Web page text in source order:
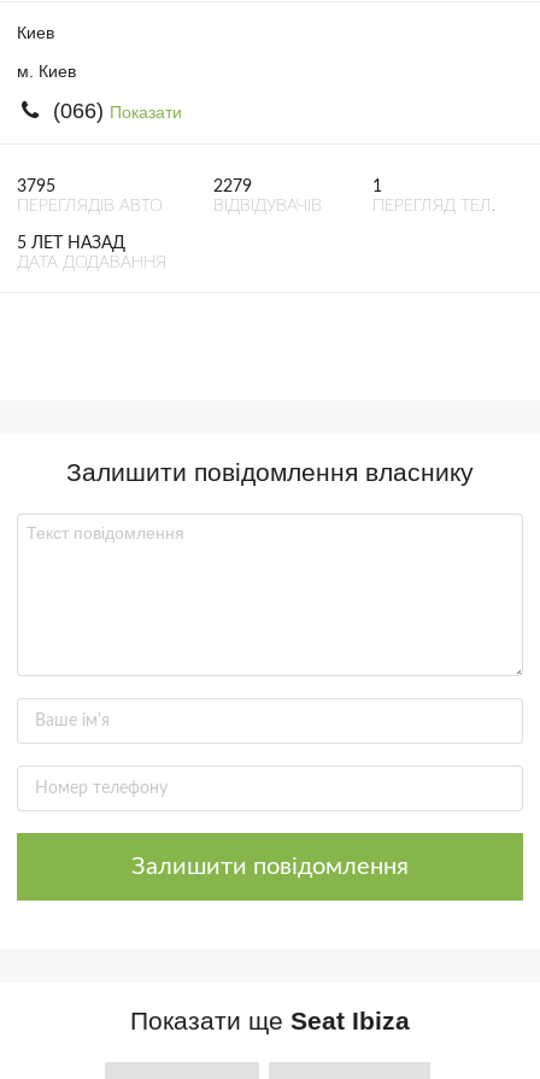
Киев
м. Киев
(066) Показати
3795
ПЕРЕГЛЯДІВ АВТО
2279
ВІДВІДУВАЧІВ
1
ПЕРЕГЛЯД ТЕЛ.
5 ЛЕТ НАЗАД
ДАТА ДОДАВАННЯ
Залишити повідомлення власнику
Залишити повідомлення
Показати ще Seat Ibiza